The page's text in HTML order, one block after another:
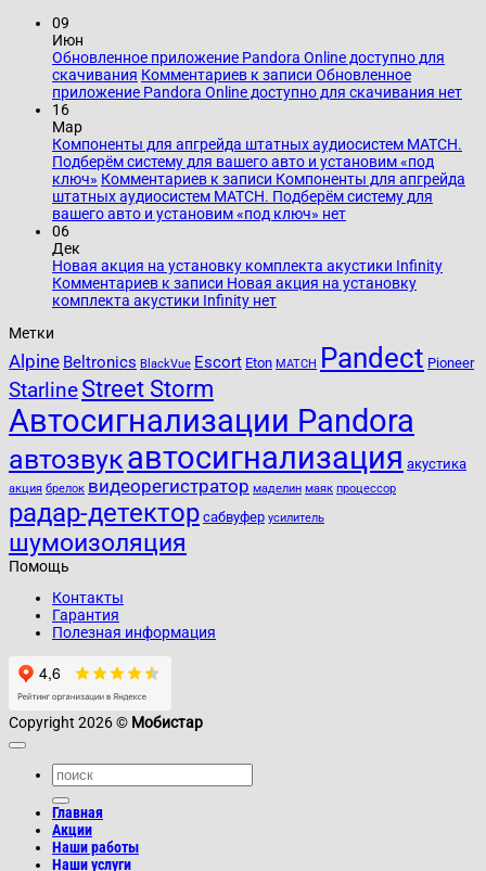
09
Июн
Обновленное приложение Pandora Online доступно для
скачивания Комментариев к записи Обновленное
приложение Pandora Online доступно для скачивания нет
16
Мар
Компоненты для апгрейда штатных аудиосистем MATCH.
Подберём систему для вашего авто и установим «под
ключ» Комментариев к записи Компоненты для апгрейда
штатных аудиосистем MATCH. Подберём систему для
вашего авто и установим «под ключ» нет
06
Дек
Новая акция на установку комплекта акустики Infinity
Комментариев к записи Новая акция на установку
комплекта акустики Infinity нет
Метки
Alpine Beltronics BlackVue Escort Eton MATCH Pandect Pioneer
StarlineStreet Storm
Автосигнализации Pandora
автозвукавтосигнализация акустика
акция брелок видеорегистратор маделин маяк процессор
радар-детектор сабвуфер усилитель
шумоизоляция
Помощь
Контакты
Гарантия
Полезная информация
Copyright 2026 © Мобистар
Главная
Акции
Наши работы
Наши услуги